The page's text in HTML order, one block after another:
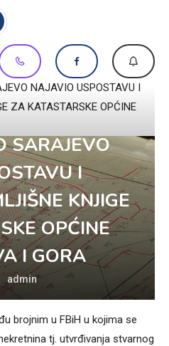
NAJAVIO USPOSTAVU I
ZA KATASTARSKE OPĆINE
SARAJEVO
I
KNJIGE
OPĆINE
I GORA
admin
brojnim u FBiH u kojima se
tj. utvrđivanja stvarnog